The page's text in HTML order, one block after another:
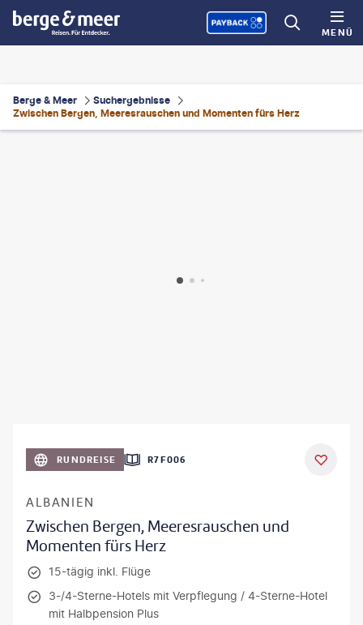
MENÜ
Berge & Meer
Suchergebnisse
Zwischen Bergen, Meeresrauschen und Momenten fürs Herz
RUNDREISE R7F006
ALBANIEN
Zwischen Bergen, Meeresrauschen und
Momenten fürs Herz
15-tägig inkl. Flüge
3-/4-Sterne-Hotels mit Verpflegung / 4-Sterne-Hotel
mit Halbpension Plus